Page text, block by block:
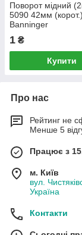
Поворот мідний
5090 42мм
Banninger
1 ₴
Купити
Про нас
Рейтинг не
Менше 5
Працює з
м. Київ
вул.
Україна
Контакти